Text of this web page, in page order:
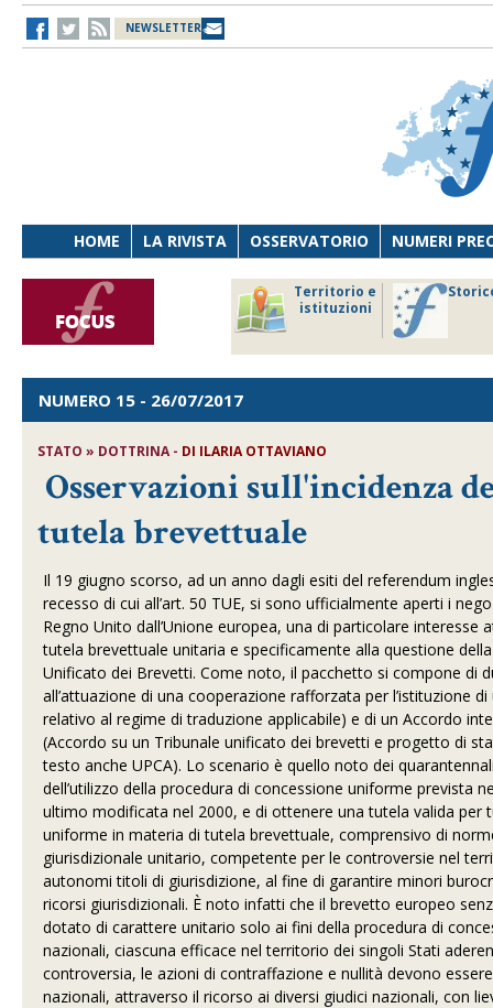
NEWSLETTER
HOME LA RIVISTA OSSERVATORIO NUMERI
Territorio e
istituzioni
NUMERO 15 - 26/07/2017
STATO » DOTTRINA - DI ILARIA OTTAVIANO
Osservazioni sull'incidenza
tutela brevettuale
Il 19 giugno scorso, ad un anno dagli esiti del referendum
recesso di cui all’art. 50 TUE, si sono ufficialmente aperti i
Regno Unito dall’Unione europea, una di particolare
tutela brevettuale unitaria e specificamente alla questione
Unificato dei Brevetti. Come noto, il pacchetto si compone di
all’attuazione di una cooperazione rafforzata per l’istituzione
relativo al regime di traduzione applicabile) e di un Accordo
(Accordo su un Tribunale unificato dei brevetti e progetto di
testo anche UPCA). Lo scenario è quello noto dei
dell’utilizzo della procedura di concessione uniforme prevista
ultimo modificata nel 2000, e di ottenere una tutela valida per
uniforme in materia di tutela brevettuale, comprensivo di
giurisdizionale unitario, competente per le controversie nel
autonomi titoli di giurisdizione, al fine di garantire minori
ricorsi giurisdizionali. È noto infatti che il brevetto europeo
dotato di carattere unitario solo ai fini della procedura di
nazionali, ciascuna efficace nel territorio dei singoli Stati
controversia, le azioni di contraffazione e nullità devono
nazionali, attraverso il ricorso ai diversi giudici nazionali, con